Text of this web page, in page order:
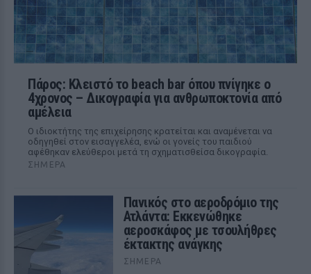
Πάρος: Κλειστό το beach bar όπου πνίγηκε ο
4χρονος – Δικογραφία για ανθρωποκτονία από
αμέλεια
Ο ιδιοκτήτης της επιχείρησης κρατείται και αναμένεται να
οδηγηθεί στον εισαγγελέα, ενώ οι γονείς του παιδιού
αφέθηκαν ελεύθεροι μετά τη σχηματισθείσα δικογραφία.
ΣΉΜΕΡΑ
Πανικός στο αεροδρόμιο της
Ατλάντα: Εκκενώθηκε
αεροσκάφος με τσουλήθρες
έκτακτης ανάγκης
ΣΉΜΕΡΑ